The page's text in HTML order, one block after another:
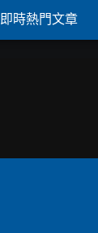
即時熱門文章